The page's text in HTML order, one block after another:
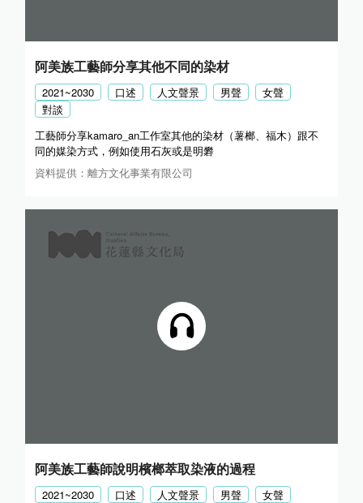
阿美族工藝師分享其他不同的染材
2021~2030 口述 人文聲景 男聲
女聲
對談
工藝師分享kamaro_an工作室其他的染材（薯榔、福木）跟不
同的媒染方式，例如使用石灰或是明礬
資料提供：離方文化事業有限公司
阿美族工藝師說明檳榔萃取染液的過程
2021~2030 口述 人文聲景 男聲
女聲